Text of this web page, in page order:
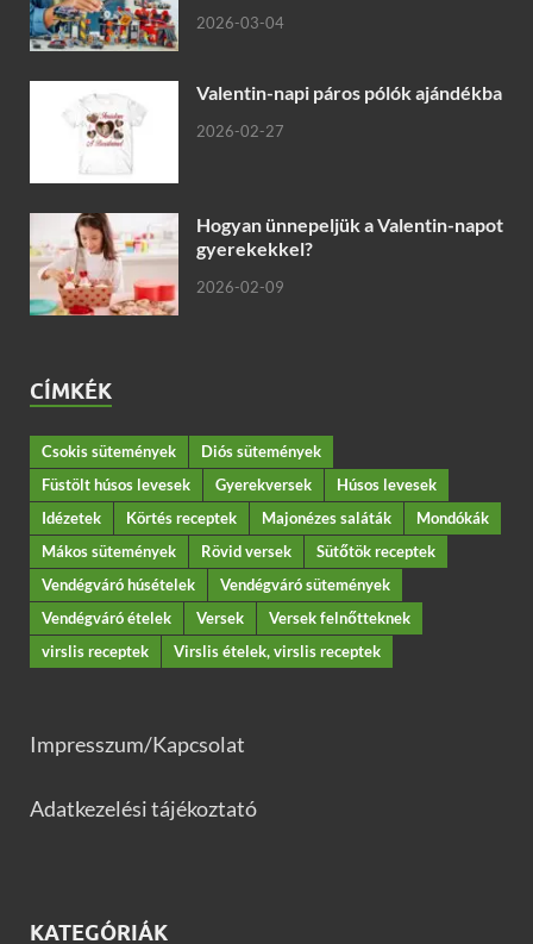
2026-03-04
Valentin-napi páros pólók ajándékba
2026-02-27
Hogyan ünnepeljük a Valentin-napot
gyerekekkel?
2026-02-09
CÍMKÉK
Csokis sütemények
Diós sütemények
Füstölt húsos levesek
Gyerekversek
Húsos levesek
Idézetek
Körtés receptek Majonézes saláták
Mondókák
Mákos sütemények
Rövid versek
Sütőtök receptek
Vendégváró húsételek
Vendégváró sütemények
Vendégváró ételek
Versek
Versek felnőtteknek
virslis receptek
Virslis ételek, virslis receptek
Impresszum/Kapcsolat
Adatkezelési tájékoztató
KATEGÓRIÁK